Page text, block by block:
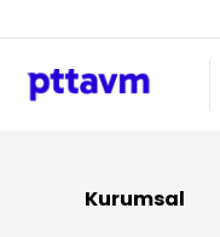
Kurumsal